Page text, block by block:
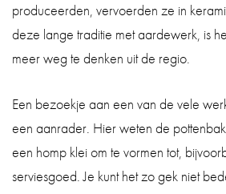
produceerden, vervoerden ze in
deze lange traditie met aardewerk, is
meer weg te denken uit de regio.
Een bezoekje aan een van de vele
een aanrader. Hier weten de
een homp klei om te vormen tot,
serviesgoed. Je kunt het zo gek niet